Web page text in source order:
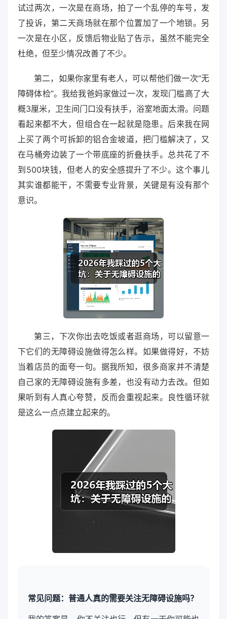
试过两次，一次是在商场，拍了一个乱停的车号，发
了投诉，第二天商场就在那个位置加了一个地锁。另
一次是在小区，反馈后物业贴了告示，虽然不能完全
杜绝，但至少情况改善了不少。
第二，如果你家里有老人，可以帮他们做一次“无
障碍体检”。我给我爸妈家做过一次，发现门槛高了大
概3厘米，卫生间门口没有扶手，浴室地面太滑。问题
看起来都不大，但组合在一起就是隐患。后来我在网
上买了两个可拆卸的铝合金坡道，把门槛解决了，又
在马桶旁边装了一个带底座的折叠扶手。总共花了不
到500块钱，但老人的安全感提升了不少。这个事儿
其实谁都能干，不需要专业背景，关键是有没有那个
意识。
第三，下次你出去吃饭或者逛商场，可以留意一
下它们的无障碍设施做得怎么样。如果做得好，不妨
当着店员的面夸一句。据我所知，很多商家并不清楚
自己家的无障碍设施有多差，也没有动力去改。但如
果听到有人真心夸赞，反而会重视起来。良性循环就
是这么一点点建立起来的。
常见问题：普通人真的需要关注无障碍设施吗？